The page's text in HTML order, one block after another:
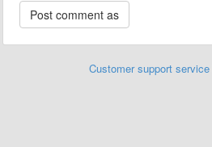
Customer support service